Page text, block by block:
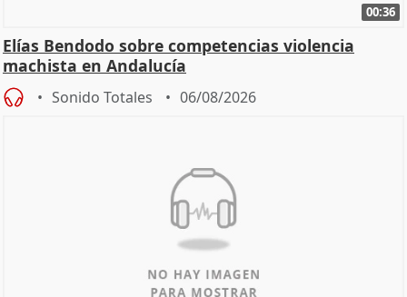
00:36
Elías Bendodo sobre competencias violencia
machista en Andalucía
Sonido Totales 06/08/2026